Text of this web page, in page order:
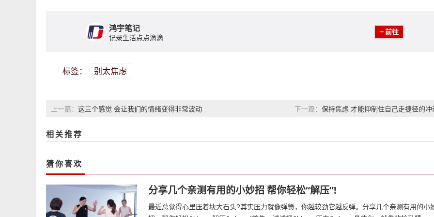
鸿宇笔记
记录生活点点滴滴
前往
标签： 别太焦虑
上一篇： 这三个感觉 会让我们的情绪变得非常波动 下一篇： 保持焦虑 才能抑制住自己走捷径的冲
相关推荐
猜你喜欢
分享几个亲测有用的小妙招 帮你轻松“解压”!
最近总觉得心里压着块大石头?其实压力就像弹簧，你越较劲它越反弹。分享几个亲测有用的小